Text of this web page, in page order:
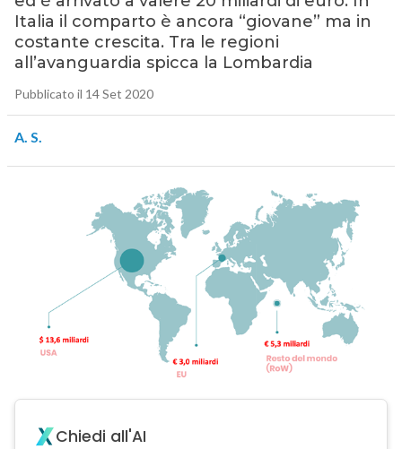
Italia il comparto è ancora “giovane” ma in
costante crescita. Tra le regioni
all’avanguardia spicca la Lombardia
Pubblicato il 14 Set 2020
A. S.
Chiedi all'AI